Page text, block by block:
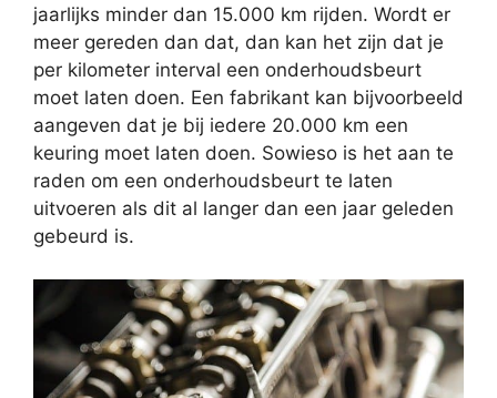
jaarlijks minder dan 15.000 km rijden. Wordt er
meer gereden dan dat, dan kan het zijn dat je
per kilometer interval een onderhoudsbeurt
moet laten doen. Een fabrikant kan bijvoorbeeld
aangeven dat je bij iedere 20.000 km een
keuring moet laten doen. Sowieso is het aan te
raden om een onderhoudsbeurt te laten
uitvoeren als dit al langer dan een jaar geleden
gebeurd is.